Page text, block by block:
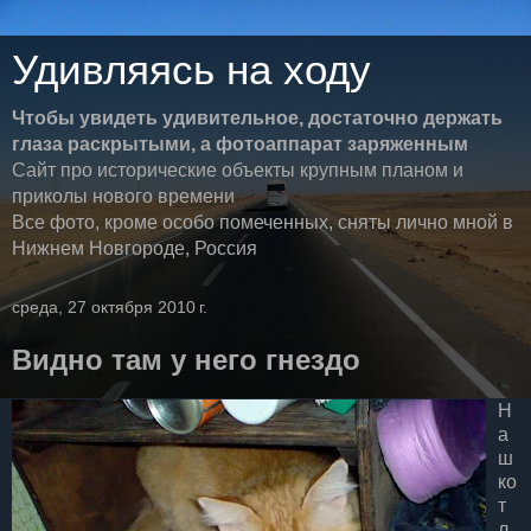
Удивляясь на ходу
Чтобы увидеть удивительное, достаточно держать
глаза раскрытыми, а фотоаппарат заряженным
Сайт про исторические объекты крупным планом и
приколы нового времени
Все фото, кроме особо помеченных, сняты лично мной в
Нижнем Новгороде, Россия
среда, 27 октября 2010 г.
Видно там у него гнездо
Н
а
ш
ко
т